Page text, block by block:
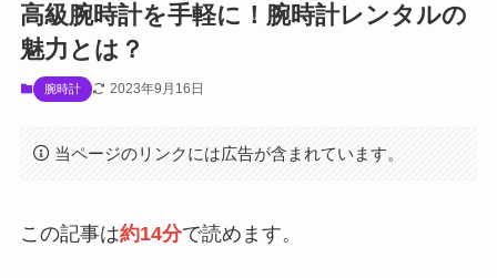
高級腕時計を手軽に！腕時計レンタルの
魅力とは？
腕時計 2023年9月16日
当ページのリンクには広告が含まれています。
この記事は約14分で読めます。